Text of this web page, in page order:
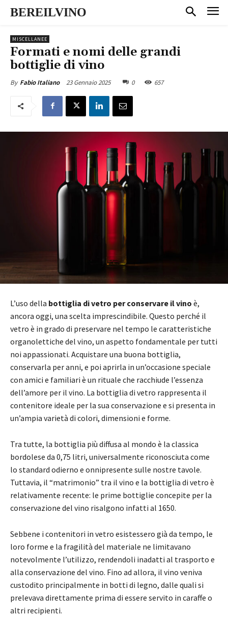
BEREILVINO
MISCELLANEE
Formati e nomi delle grandi
bottiglie di vino
By Fabio Italiano 23 Gennaio 2025 0 657
L’uso della bottiglia di vetro per conservare il vino è,
ancora oggi, una scelta imprescindibile. Questo perché il
vetro è in grado di preservare nel tempo le caratteristiche
organolettiche del vino, un aspetto fondamentale per tutti
noi appassionati. Acquistare una buona bottiglia,
conservarla per anni, e poi aprirla in un’occasione speciale
con amici e familiari è un rituale che racchiude l’essenza
dell’amore per il vino. La bottiglia di vetro rappresenta il
contenitore ideale per la sua conservazione e si presenta in
un’ampia varietà di colori, dimensioni e forme.
Tra tutte, la bottiglia più diffusa al mondo è la classica
bordolese da 0,75 litri, universalmente riconosciuta come
lo standard odierno e onnipresente sulle nostre tavole.
Tuttavia, il “matrimonio” tra il vino e la bottiglia di vetro è
relativamente recente: le prime bottiglie concepite per la
conservazione del vino risalgono infatti al 1650.
Sebbene i contenitori in vetro esistessero già da tempo, le
loro forme e la fragilità del materiale ne limitavano
notevolmente l’utilizzo, rendendoli inadatti al trasporto e
alla conservazione del vino. Fino ad allora, il vino veniva
custodito principalmente in botti di legno, dalle quali si
prelevava direttamente prima di essere servito in caraffe o
altri recipienti.